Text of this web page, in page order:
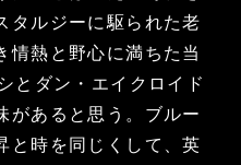
タルジーに駆られた老
情熱と野心に満ちた当
とダン・エイクロイド
があると思う。ブルー
と時を同じくして、英